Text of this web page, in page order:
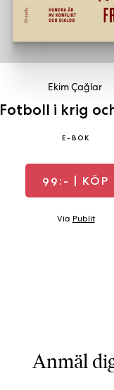
Fotboll i krig
Ekim Çağlar
E-BOK
99:- | KÖP
Via Publit
Anmäl